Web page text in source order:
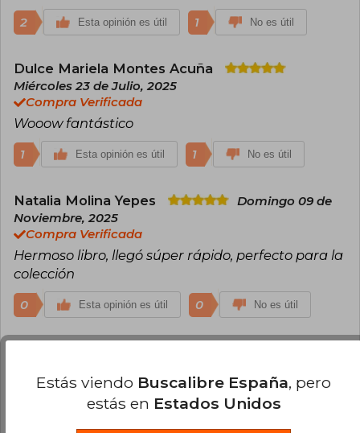
2 Esta opinión es útil 1 No es útil
Dulce Mariela Montes Acuña
Miércoles 23 de Julio, 2025
Compra Verificada
Wooow fantástico
1 Esta opinión es útil 1 No es útil
Natalia Molina Yepes
Domingo 09 de
Noviembre, 2025
Compra Verificada
Hermoso libro, llegó súper rápido, perfecto para la
colección
0 Esta opinión es útil 0 No es útil
Compra Verificada
Estupendo pensé que era unos de los libros que
Estás viendo Buscalibre España, pero
estás en Estados Unidos